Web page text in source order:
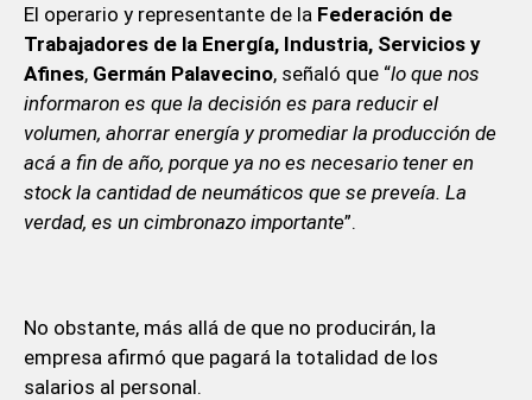
El operario y representante de la Federación de
Trabajadores de la Energía, Industria, Servicios y
Afines, Germán Palavecino, señaló que “lo que nos
informaron es que la decisión es para reducir el
volumen, ahorrar energía y promediar la producción de
acá a fin de año, porque ya no es necesario tener en
stock la cantidad de neumáticos que se preveía. La
verdad, es un cimbronazo importante”.
No obstante, más allá de que no producirán, la
empresa afirmó que pagará la totalidad de los
salarios al personal.